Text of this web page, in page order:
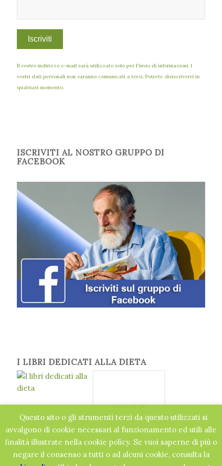
Il vostro indirizzo e-mail sarà utilizzato solo per l'invio di informazioni. I
vostri dati personali non saranno comunicati a terzi. Potrete disiscrivervi in
qualsiasi momento.
ISCRIVITI AL NOSTRO GRUPPO DI
FACEBOOK
I LIBRI DEDICATI ALLA DIETA
Pubblicità qui
Questo sito o gli strumenti terzi da questo utilizzati si
avvalgono di cookie necessari al funzionamento ed utili alle
finalità illustrate nella cookie policy. Se vuoi saperne di più o
negare il consenso a tutti o ad alcuni cookie, consulta la